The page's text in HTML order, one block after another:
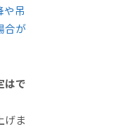
や吊
合が
はで
げま